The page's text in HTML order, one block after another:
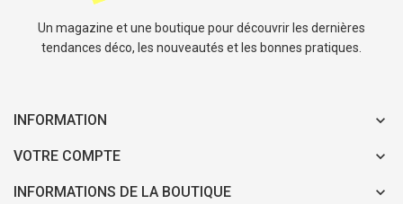
Un magazine et une boutique pour découvrir les dernières
tendances déco, les nouveautés et les bonnes pratiques.
INFORMATION
VOTRE COMPTE
INFORMATIONS DE LA BOUTIQUE